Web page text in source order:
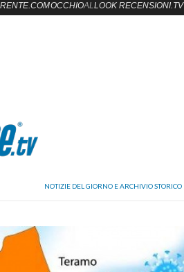
OCCHIOALLOOK RECENSIONI.TV